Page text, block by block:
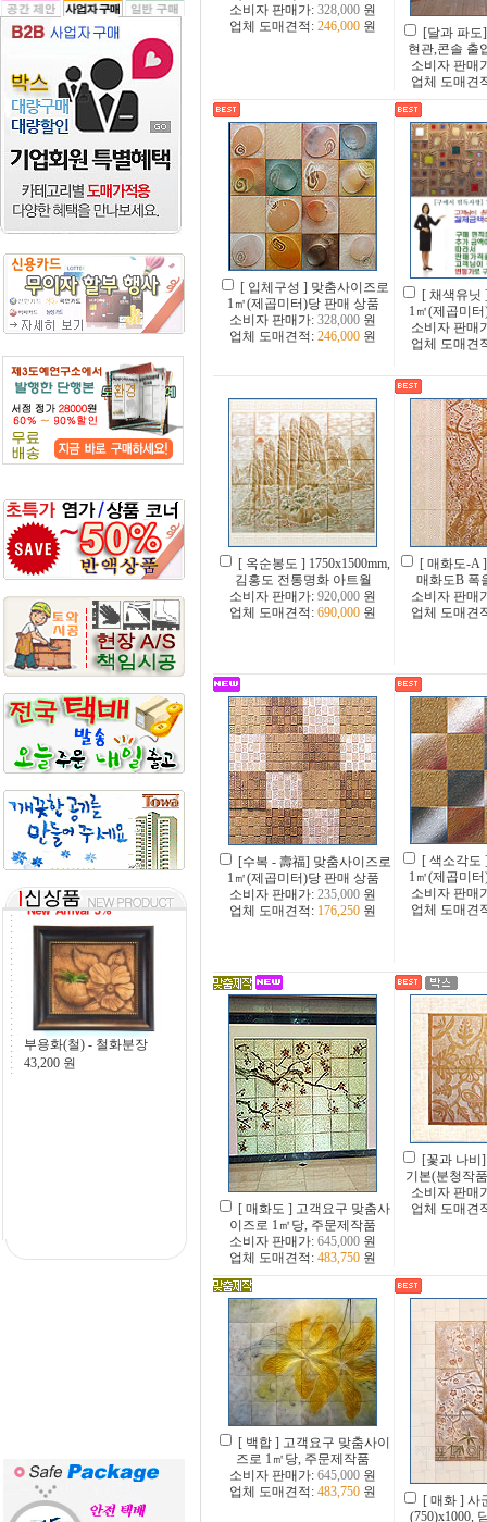
부용화(철) - 철화분장
43,200 원
소비자 판매가:328,000 원
업체 도매견적:246,000 원
[달과 파도
현관,콘솔 출
소비자 판매
업체 도매견
[ 입체구성 ] 맞춤사이즈로
1㎡(제곱미터)당 판매 상품
소비자 판매가:328,000 원
업체 도매견적:246,000 원
[ 채색유닛
1㎡(제곱미
소비자 판매
업체 도매견
[ 옥순봉도 ] 1750x1500mm,
김홍도 전통명화 아트월
소비자 판매가:920,000 원
업체 도매견적:690,000 원
[ 매화도-A
매화도B 폭
소비자 판매
업체 도매견
[수복 - 壽福] 맞춤사이즈로
1㎡(제곱미터)당 판매 상품
소비자 판매가:235,000 원
업체 도매견적: 176,250 원
[ 색소각도
1㎡(제곱미
소비자 판매
업체 도매견
[ 매화도 ] 고객요구 맞춤사
이즈로 1㎡당, 주문제작품
소비자 판매가:645,000 원
업체 도매견적:483,750 원
[꽃과 나비]
기본(분청작
소비자 판매
업체 도매견
[ 백합 ] 고객요구 맞춤사이
즈로 1㎡당, 주문제작품
소비자 판매가:645,000 원
업체 도매견적:483,750 원
[ 매화 ] 사
(750)x1000,